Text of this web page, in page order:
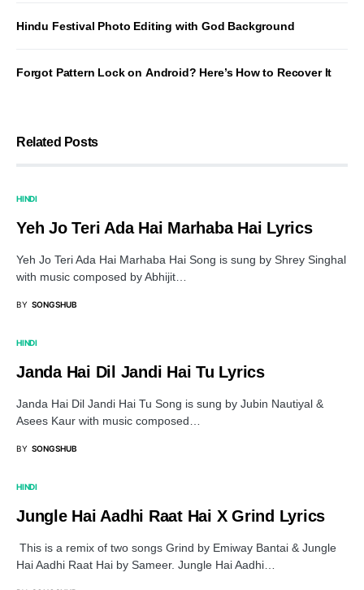
Hindu Festival Photo Editing with God Background
Forgot Pattern Lock on Android? Here’s How to Recover It
Related Posts
HINDI
Yeh Jo Teri Ada Hai Marhaba Hai Lyrics
Yeh Jo Teri Ada Hai Marhaba Hai Song is sung by Shrey Singhal
with music composed by Abhijit…
BY SONGSHUB
HINDI
Janda Hai Dil Jandi Hai Tu Lyrics
Janda Hai Dil Jandi Hai Tu Song is sung by Jubin Nautiyal &
Asees Kaur with music composed…
BY SONGSHUB
HINDI
Jungle Hai Aadhi Raat Hai X Grind Lyrics
This is a remix of two songs Grind by Emiway Bantai & Jungle
Hai Aadhi Raat Hai by Sameer. Jungle Hai Aadhi…